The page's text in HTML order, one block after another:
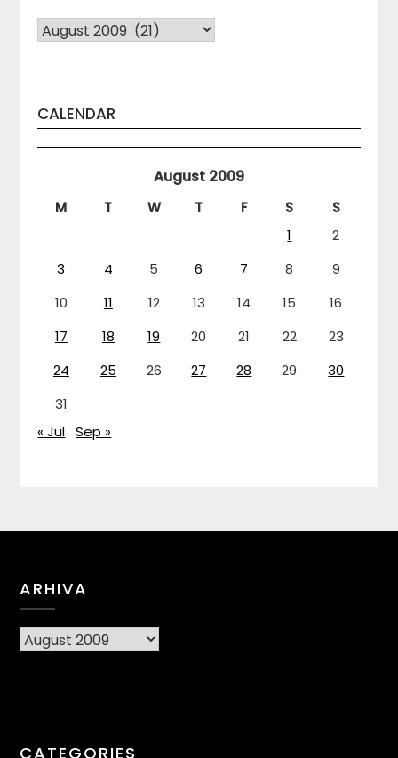
Arhiva
CALENDAR
August 2009
M T W T F S
S
1
2
3
4 5 6 7 8
9
10
11 12 13 14 15
16
17
18 19 20 21 22
23
24
25 26 27 28 29
30
31
« Jul Sep »
ARHIVA
Arhiva
CATEGORIES